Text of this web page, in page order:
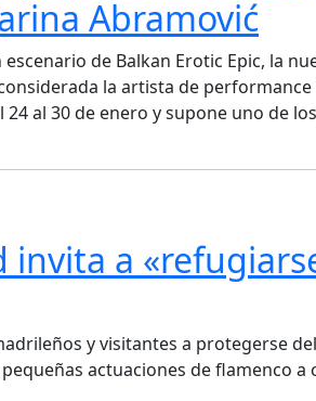
Abramović
de Balkan Erotic Epic, la
la artista de
al 30 de enero y supone uno de
invita a
y visitantes a protegerse
actuaciones de flamenco a